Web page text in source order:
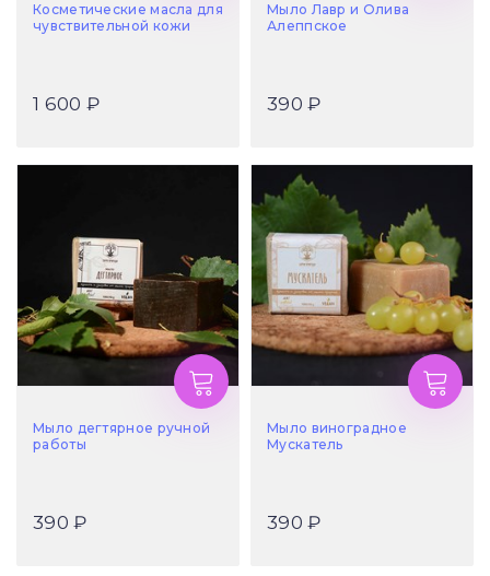
Косметические масла для
чувствительной кожи
1 600 ₽
Мыло Лавр и Олива
Алеппское
390 ₽
Мыло дегтярное ручной
работы
390 ₽
Мыло виноградное
Мускатель
390 ₽